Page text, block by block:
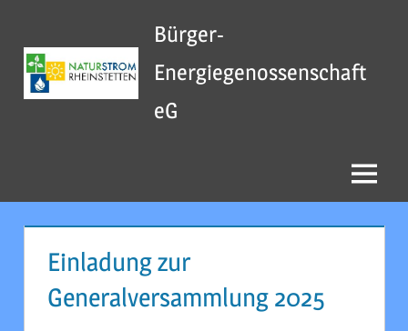
springen
Bürger-
Energiegenossenschaft
eG
Menu
Einladung zur
Generalversammlung 2025